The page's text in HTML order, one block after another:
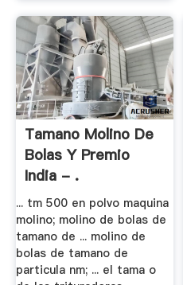
Tamano Molino De
Bolas Y Premio
India - .
... tm 500 en polvo maquina
molino; molino de bolas de
tamano de ... molino de
bolas de tamano de
particula nm; ... el tama o